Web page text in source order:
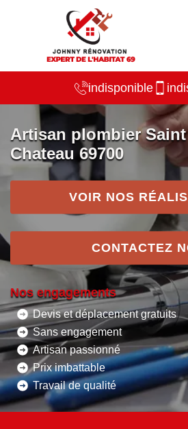
indisponible
Artisan plombier
Chateau 69700
VOIR NOS
CONTACTEZ
Nos engagements
Devis et déplacement gratuits
Sans engagement
Artisan passionné
Prix imbattable
Travail de qualité